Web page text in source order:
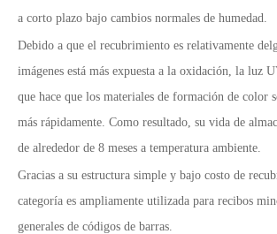
a corto plazo bajo cambios normales de humedad.
Debido a que el recubrimiento es relativamente
imágenes está más expuesta a la oxidación, la luz
que hace que los materiales de formación de color
más rápidamente. Como resultado, su vida de
de alrededor de 8 meses a temperatura ambiente.
Gracias a su estructura simple y bajo costo de
categoría es ampliamente utilizada para recibos
generales de códigos de barras.